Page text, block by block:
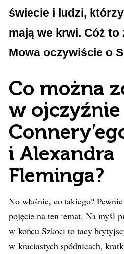
świecie i ludzi,
mają we krwi. Cóż to
Mowa oczywiście o
Co można
w ojczyźnie
i Alexandra
Fleminga?
No właśnie, co takiego?
pojęcie na ten temat. Na myśl
w końcu Szkoci to tacy
w kraciastych spódnicach,